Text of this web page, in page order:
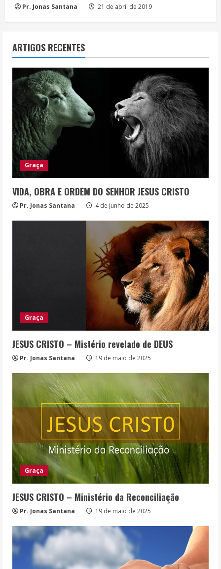
Pr. Jonas Santana 21 de abril de 2019
ARTIGOS RECENTES
Graça
VIDA, OBRA E ORDEM DO SENHOR JESUS CRISTO
Pr. Jonas Santana 4 de junho de 2025
Graça
JESUS CRISTO – Mistério revelado de DEUS
Pr. Jonas Santana 19 de maio de 2025
Graça
JESUS CRISTO – Ministério da Reconciliação
Pr. Jonas Santana 19 de maio de 2025